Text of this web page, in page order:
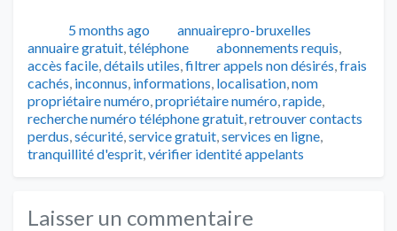
Publié5 months ago Auteur
annuairepro-bruxelles
annuaire gratuit,téléphone Tags
abonnements requis,
accès facile,détails utiles,filtrer appels non désirés,frais
cachés, inconnus, informations, localisation,nom
propriétaire numéro,propriétaire numéro,rapide,
recherche numéro téléphone gratuit,retrouver contacts
perdus,sécurité,service gratuit,services en ligne,
tranquillité d'esprit,vérifier identité appelants
Laisser un commentaire